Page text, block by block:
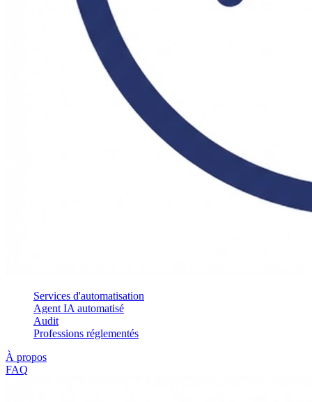
Services d'automatisation
Agent IA automatisé
Audit
Professions réglementés
À propos
FAQ